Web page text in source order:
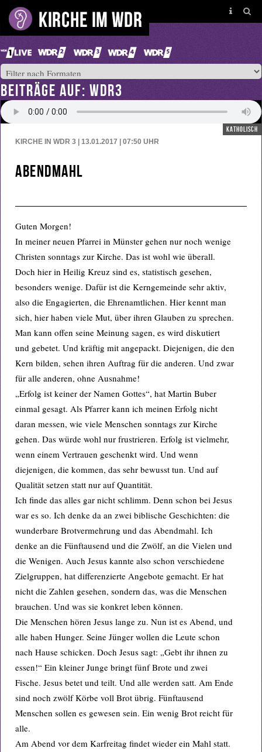
BEITRÄGE AUF: WDR3
katholisch
KIRCHE IN WDR 3 | 13.01.2017 | 07:50 UHR
Abendmahl
Guten Morgen!
In meiner neuen Pfarrei in Münster gehen nur noch wenige
Christen sonntags zur Kirche. Das ist wohl wie überall.
Doch hier in Heilig Kreuz sind es, statistisch gesehen,
besonders wenige. Dafür ist die Kerngemeinde sehr aktiv,
also die Engagierten, die Ehrenamtlichen. Hier kennt man
sich, hier haben viele Mut, über ihren Glauben zu sprechen.
Man kann offen seine Meinung sagen, es wird diskutiert
und gebetet. Und kräftig mit angepackt. Diejenigen, die den
Kern bilden, sehen ihren Auftrag für die anderen. Und zwar
für alle anderen, ohne Ausnahme!
„Erfolg ist keiner der Namen Gottes“, hat Martin Buber
einmal gesagt. Als Pfarrer kann ich meinen Erfolg nicht
daran messen, wie viele Menschen sonntags zur Kirche
gehen. Das würde wohl nur frustrieren. Erfolg ist vielmehr,
wenn einem Vertrauen geschenkt wird. Und wenn
diejenigen, die kommen, das sehr bewusst tun. Und auf
Qualität setzen statt nur auf Quantität.
Ich finde das alles gar nicht schlimm. Denn schon bei Jesus
war es so. Ich denke da an zwei biblische Geschichten: die
wunderbare Brotvermehrung und das Abendmahl. Ich
denke an die Fünftausend und die Zwölf, an die Vielen und
die Wenigen. Auch Jesus kannte also schon verschiedene
Zielgruppen, hat differenzierte Angebote gemacht. Er hat
nicht die Zahlen gesehen, sondern das, was die Menschen
brauchen. Und was sie konkret leben können.
Die Menschen hören Jesus lange zu. Nun ist es Abend, und
alle haben Hunger. Seine Jünger wollen die Leute schon
nach Hause schicken. Doch Jesus sagt: „Gebt ihr ihnen zu
essen!“ Ein kleiner Junge bringt fünf Brote und zwei
Fische. Jesus betet und teilt. Und alle werden satt. Am Ende
sind noch zwölf Körbe voll Brot übrig. Fünftausend
Menschen sollen es gewesen sein. Ein wenig Brot reicht für
alle.
Am Abend vor dem Karfreitag findet wieder ein Mahl statt.